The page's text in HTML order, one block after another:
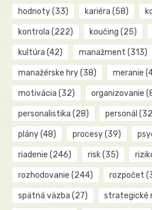
hodnoty(33) kariéra (58)
kontrola (222) koučing (25)
kultúra (42) manažment (313)
manažérske hry(38) meranie
motivácia (32) organizovanie
personalistika (28) personál
plány(48) procesy(39)
riadenie (246) risk(35)
rozhodovanie (244) rozpočet
spätná väzba (27) strategické